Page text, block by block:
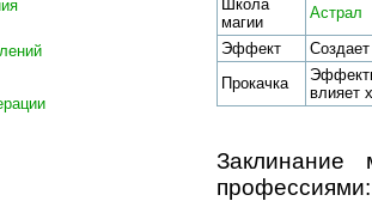
Школа
магии
Астрал
Эффект
Прокачка
влияет
профессиями: